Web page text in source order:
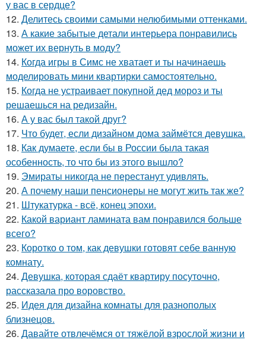
у вас в сердце?
12. Делитесь своими самыми нелюбимыми оттенками.
13. А какие забытые детали интерьера понравились
может их вернуть в моду?
14. Когда игры в Симс не хватает и ты начинаешь
моделировать мини квартирки самостоятельно.
15. Когда не устраивает покупной дед мороз и ты
решаешься на редизайн.
16. А у вас был такой друг?
17. Что будет, если дизайном дома займётся девушка.
18. Как думаете, если бы в России была такая
особенность, то что бы из этого вышло?
19. Эмираты никогда не перестанут удивлять.
20. А почему наши пенсионеры не могут жить так же?
21. Штукатурка - всё, конец эпохи.
22. Какой вариант ламината вам понравился больше
всего?
23. Коротко о том, как девушки готовят себе ванную
комнату.
24. Девушка, которая сдаёт квартиру посуточно,
рассказала про воровство.
25. Идея для дизайна комнаты для разнополых
близнецов.
26. Давайте отвлечёмся от тяжёлой взрослой жизни и